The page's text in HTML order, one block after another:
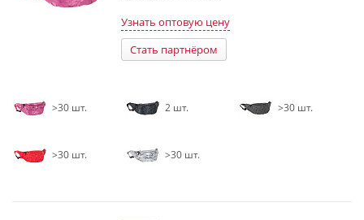
Узнать оптовую цену
Стать партнёром
>30 шт. 2 шт. >30 шт.
>30 шт. >30 шт.